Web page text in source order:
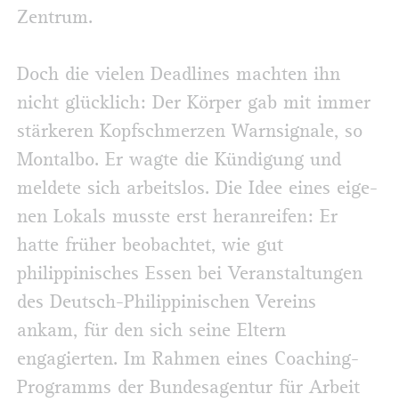
Zentrum.
Doch die vielen Deadlines machten ihn
nicht glücklich: Der Körper gab mit immer
stärkeren Kopfschmerzen Warnsignale, so
Montalbo. Er wagte die Kündigung und
meldete sich arbeitslos. Die Idee eines eige­
nen Lokals musste erst heranreifen: Er
hatte früher beobachtet, wie gut
philippinisches Essen bei Veranstaltungen
des Deutsch-Philippinischen Vereins
ankam, für den sich seine Eltern
engagierten. Im Rahmen eines Coaching-
Programms der Bundesagentur für Arbeit